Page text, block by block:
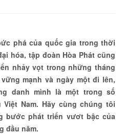
phá của quốc gia trong thời
hóa, tập đoàn Hòa Phát cũng
nhảy vọt trong những tháng
mạnh và ngày một đi lên,
danh mình là một trong số
Nam. Hãy cùng chúng tôi
bước phát triển vươt bậc của
đầu năm.